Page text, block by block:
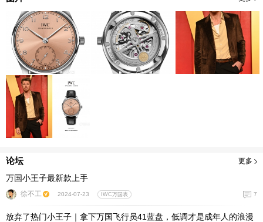
论坛 更多
万国小王子最新款上手
徐不工 2024-07-23 IWC万国表 7
放弃了热门小王子｜拿下万国飞行员41蓝盘，低调才是成年人的浪漫